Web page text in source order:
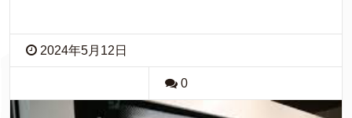
2024年5月12日
0